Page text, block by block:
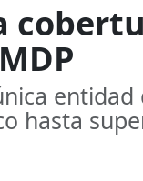
hasta